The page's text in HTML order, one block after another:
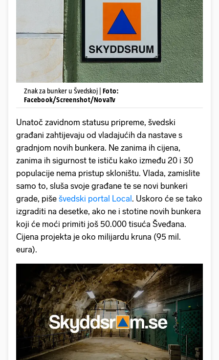
Znak za bunker u Švedskoj | Foto:
Facebook/Screenshot/NovaTv
Unatoč zavidnom statusu pripreme, švedski
građani zahtijevaju od vladajućih da nastave s
gradnjom novih bunkera. Ne zanima ih cijena,
zanima ih sigurnost te ističu kako između 20 i 30
populacije nema pristup skloništu. Vlada, zamislite
samo to, sluša svoje građane te se novi bunkeri
grade, piše švedski portal Local . Uskoro će se tako
izgraditi na desetke, ako ne i stotine novih bunkera
koji će moći primiti još 50.000 tisuća Šveđana.
Cijena projekta je oko milijardu kruna (95 mil.
eura).